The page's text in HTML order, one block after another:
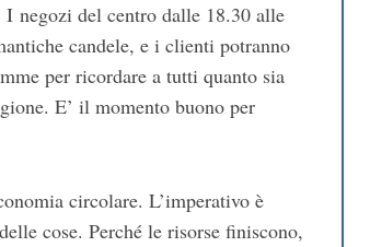
negozi del centro dalle 18.30 alle
candele, e i clienti potranno
per ricordare a tutti quanto sia
E’ il momento buono per
circolare. L’imperativo è
cose. Perché le risorse finiscono,